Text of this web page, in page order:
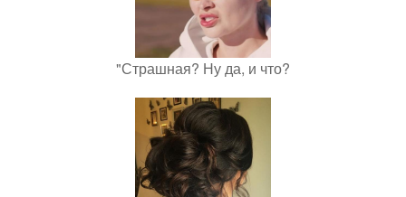
"Страшная? Ну да, и что?